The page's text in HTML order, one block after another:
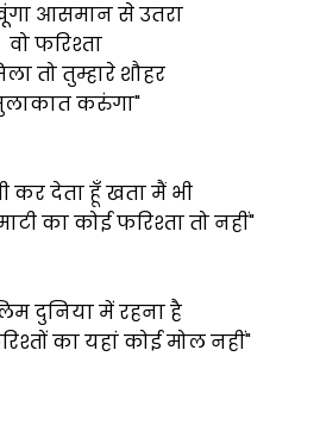
आसमान से उतरा
वो फरिश्ता
तो तुम्हारे शौहर
करुंगा"
कर देता हूँ खता मैं भी
का कोई फरिश्ता तो नहीं"
दुनिया में रहना है
का यहां कोई मोल नहीं"